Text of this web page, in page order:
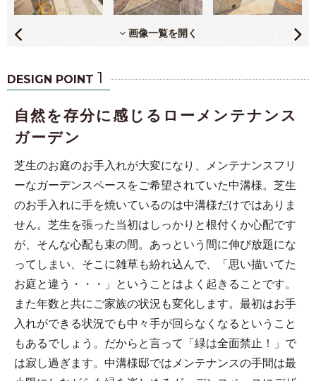
画像一覧を開く
DESIGN POINT 1
自然を存分に感じるローメンテナンス
ガーデン
芝生のお庭のお手入れが大変になり、メンテナンスフリ
ーなガーデンスペースをご希望されていた中溝様。芝生
のお手入れに手を焼いているのは中溝様だけではありま
せん。芝生を張った当初はしっかりと根付くか心配です
が、そんな心配も束の間。あっという間に伸び放題にな
ってしまい、そこに雑草も紛れ込んで、「思い描いてた
お庭と違う・・・」ということはよく起きることです。
また年数と共にご家族の状況も変化します。最初はお手
入れができる状況でも中々手が回らなくなるということ
もあるでしょう。だからと言って「緑は全面禁止！」で
は寂し過ぎます。中溝様邸ではメンテナンスの手間は最